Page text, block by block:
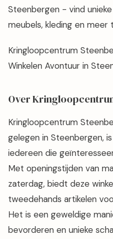
Steenbergen - vind
meubels, kleding en meer
Kringloopcentrum
Winkelen Avontuur in
Over
Kringloopcentrum
gelegen in Steenbergen,
iedereen die
Met openingstijden van
zaterdag, biedt deze
tweedehands artikelen
Het is een geweldige
bevorderen en unieke